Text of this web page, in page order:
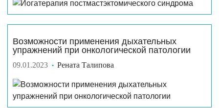
Возможности применения дыхательных
упражнений при онкологической патологии
09.01.2023 Рената Талипова